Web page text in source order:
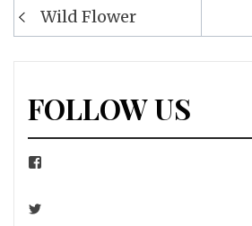
Navigation
de
Wild Flower
FOLLOW US
Facebook
Twitter